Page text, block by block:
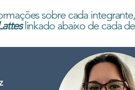
sobre cada
linkado abaixo de cada